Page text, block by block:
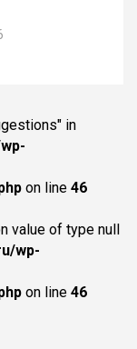
in
on line 46
value of type null
wp-
on line 46